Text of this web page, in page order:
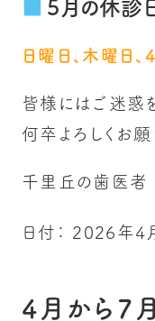
5月の休診
日曜日、木曜日
皆様にはご迷惑
何卒よろしくお願
千里丘の歯医者
日付： 2026年4
4月から7